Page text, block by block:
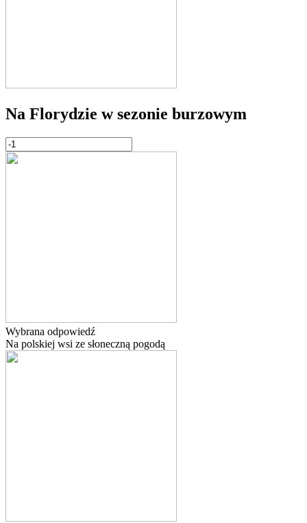
Na Florydzie w sezonie burzowym
Wybrana odpowiedź
Na polskiej wsi ze słoneczną pogodą